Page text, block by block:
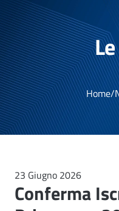
Home/
23 Giugno 2026
Conferma Iscrizione Classi